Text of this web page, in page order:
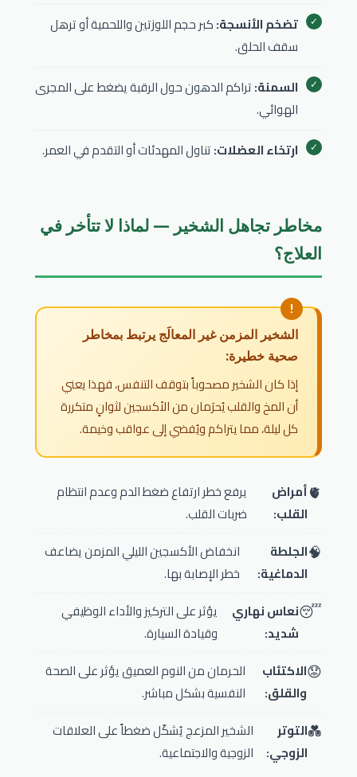
تضخم الأنسجة:كبر حجم اللوزتين واللحمية أو ترهل
سقف الحلق.
السمنة:تراكم الدهون حول الرقبة يضغط على المجرى
الهوائي.
ارتخاء العضلات:تناول المهدئات أو التقدم في العمر.
مخاطر تجاهل الشخير — لماذا لا تتأخر في
العلاج؟
الشخير المزمن غير المعالَج يرتبط بمخاطر
صحية خطيرة:
إذا كان الشخير مصحوباً بتوقف التنفس، فهذا يعني
أن المخ والقلب يُحرَمان من الأكسجين لثوانٍ متكررة
كل ليلة، مما يتراكم ويُفضي إلى عواقب وخيمة.
🫀أمراض
القلب:
يرفع خطر ارتفاع ضغط الدم وعدم انتظام
ضربات القلب.
🧠الجلطة
الدماغية:
انخفاض الأكسجين الليلي المزمن يضاعف
خطر الإصابة بها.
😴نعاس نهاري
شديد:
يؤثر على التركيز والأداء الوظيفي
وقيادة السيارة.
😟الاكتئاب
والقلق:
الحرمان من النوم العميق يؤثر على الصحة
النفسية بشكل مباشر.
💑التوتر
الزوجي:
الشخير المزعج يُشكّل ضغطاً على العلاقات
الزوجية والاجتماعية.